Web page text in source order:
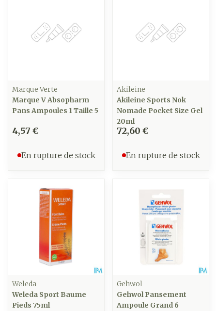
Marque Verte
Marque V Absopharm
Pans Ampoules 1 Taille 5
4,57 €
En rupture de stock
Akileine
Akileine Sports Nok
Nomade Pocket Size Gel
20ml
72,60 €
En rupture de stock
Weleda
Weleda Sport Baume
Pieds 75ml
Gehwol
Gehwol Pansement
Ampoule Grand 6